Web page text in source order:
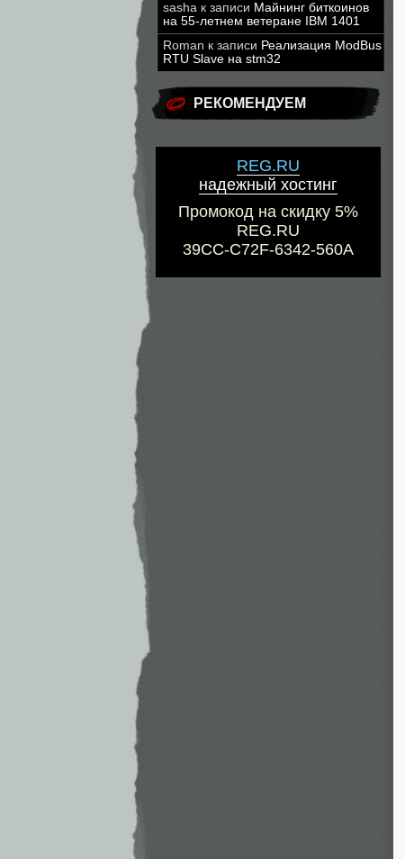
sasha к записи Майнинг биткоинов
на 55-летнем ветеране IBM 1401
Roman к записи Реализация ModBus
RTU Slave на stm32
РЕКОМЕНДУЕМ
REG.RU
надежный хостинг
Промокод на скидку 5%
REG.RU
39CC-C72F-6342-560A